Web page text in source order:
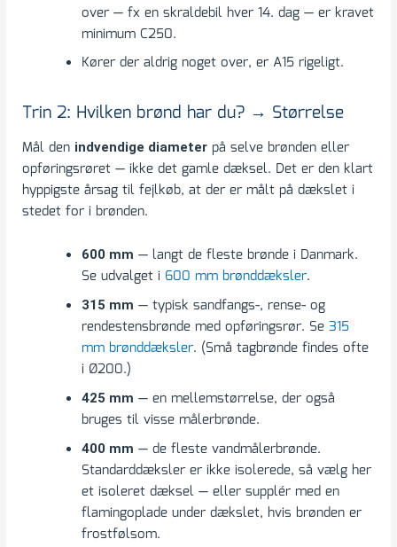
over — fx en skraldebil hver 14. dag — er kravet
minimum C250.
Kører der aldrig noget over, er A15 rigeligt.
Trin 2: Hvilken brønd har du? → Størrelse
Mål den indvendige diameter på selve brønden eller
opføringsrøret — ikke det gamle dæksel. Det er den klart
hyppigste årsag til fejlkøb, at der er målt på dækslet i
stedet for i brønden.
600 mm — langt de fleste brønde i Danmark.
Se udvalget i 600 mm brønddæksler.
315 mm — typisk sandfangs-, rense- og
rendestensbrønde med opføringsrør. Se315
mm brønddæksler. (Små tagbrønde findes ofte
i Ø200.)
425 mm — en mellemstørrelse, der også
bruges til visse målerbrønde.
400 mm — de fleste vandmålerbrønde.
Standarddæksler er ikke isolerede, så vælg her
et isoleret dæksel — eller supplér med en
flamingoplade under dækslet, hvis brønden er
frostfølsom.